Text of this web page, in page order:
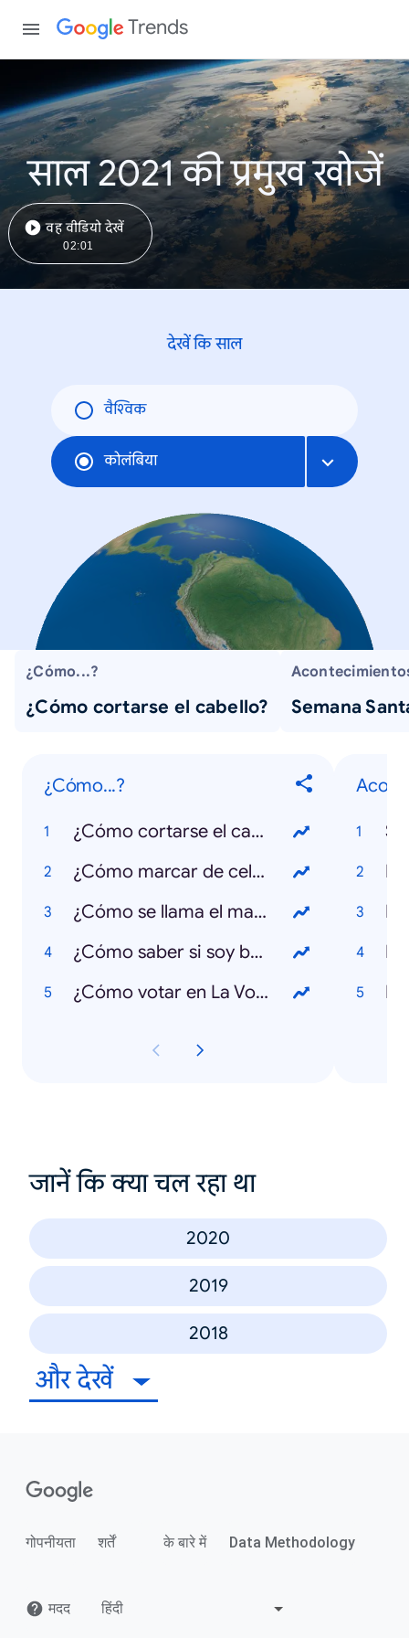
Trends
साल 2021 की प्रमुख खोजें
वह वीडियो देखें
02:01
देखें कि साल
वैश्विक
कोलंबिया
¿Cómo...?
¿Cómo cortarse el cabello? Semana
¿Cómo...?
¿Cómo cortarse el cabello?
¿Cómo marcar de celular a fijo?
¿Cómo se llama el martillo de Thor?
¿Cómo saber si soy beneficiario del Ingreso Solidario?
¿Cómo votar en La Voz Kids 2021?
जानें कि क्या चल रहा था
2020
2019
2018
और देखें
गोपनीयता शर्तें के बारे में Data Methodology
मदद